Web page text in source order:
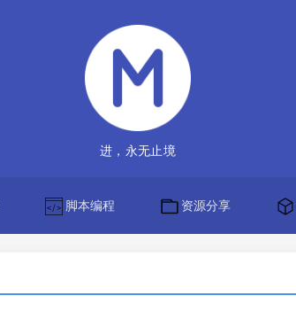
进，永无止境
脚本编程 资源分享